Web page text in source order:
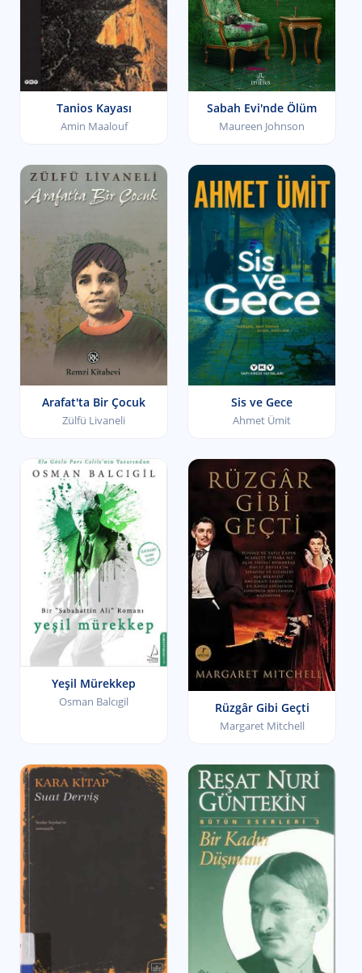
Tanios Kayası
Amin Maalouf
Sabah Evi'nde Ölüm
Maureen Johnson
Arafat'ta Bir Çocuk
Zülfü Livaneli
Sis ve Gece
Ahmet Ümit
Yeşil Mürekkep
Osman Balcıgil Rüzgâr Gibi Geçti
Margaret Mitchell